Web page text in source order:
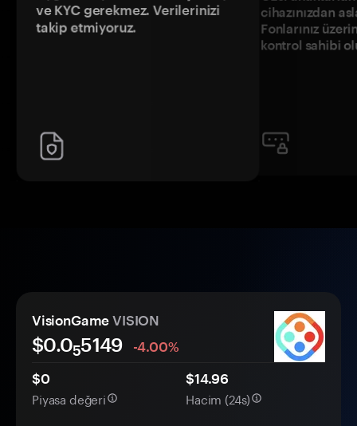
ve KYC gerekmez. Verilerinizi
takip etmiyoruz.
cihazınızdan
Fonlarınız
kontrol sahibi
VisionGame VISION
$0.055149
-4.00%
$0
Piyasa değeri
$14.96
Hacim (24s)